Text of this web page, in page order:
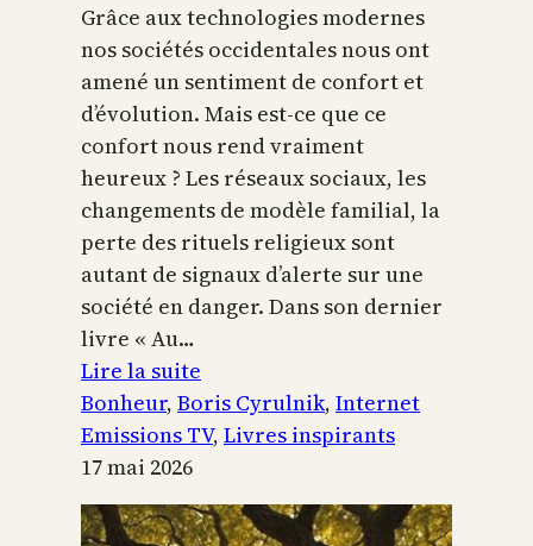
Grâce aux technologies modernes
nos sociétés occidentales nous ont
amené un sentiment de confort et
d’évolution. Mais est-ce que ce
confort nous rend vraiment
heureux ? Les réseaux sociaux, les
changements de modèle familial, la
perte des rituels religieux sont
autant de signaux d’alerte sur une
société en danger. Dans son dernier
livre « Au…
Lire la suite
Boris
Cyrulnik,
petits
bonheurs
Bonheur, Boris Cyrulnik, Internet
Emissions TV, Livres inspirants
17 mai 2026